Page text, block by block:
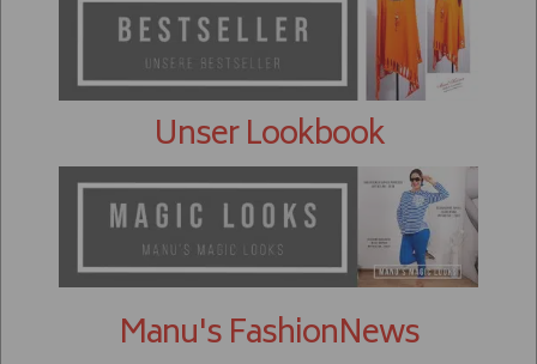
Unser Lookbook
Manu's FashionNews